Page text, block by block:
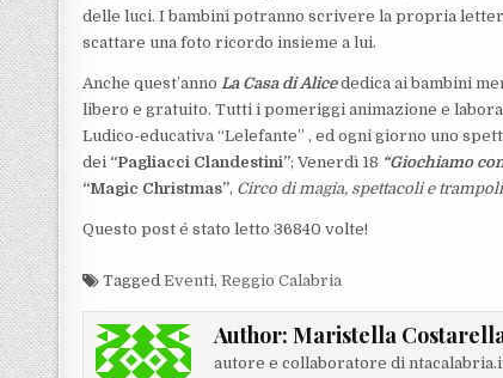
delle luci. I bambini potranno scrivere la propria
scattare una foto ricordo insieme a lui.
Anche quest’anno La Casa di Alicededica ai bambini
libero e gratuito. Tutti i pomeriggi animazione e
Ludico-educativa “Lelefante” , ed ogni giorno uno
dei “Pagliacci Clandestini”; Venerdì 18 “Giochiamo
“Magic Christmas”, Circo di magia, spettacoli e
Questo post é stato letto 36840 volte!
TaggedEventi,Reggio Calabria
Author:Maristella
autore e collaboratore di